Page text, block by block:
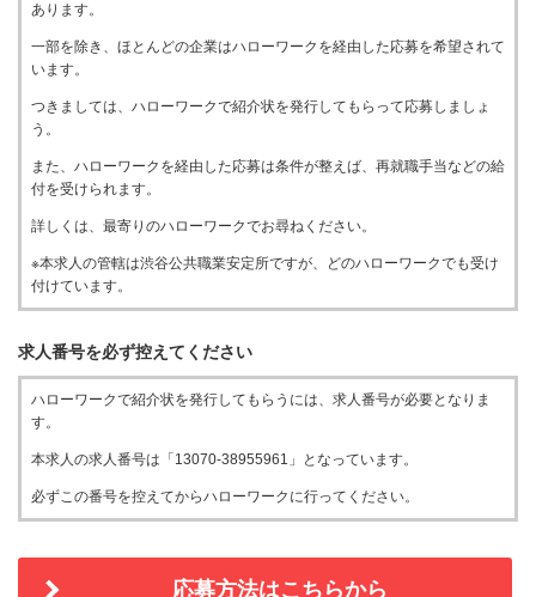
あります。
一部を除き、ほとんどの企業はハローワークを経由した応募を希望されて
います。
つきましては、ハローワークで紹介状を発行してもらって応募しましょ
う。
また、ハローワークを経由した応募は条件が整えば、再就職手当などの給
付を受けられます。
詳しくは、最寄りのハローワークでお尋ねください。
※本求人の管轄は渋谷公共職業安定所ですが、どのハローワークでも受け
付けています。
求人番号を必ず控えてください
ハローワークで紹介状を発行してもらうには、求人番号が必要となりま
す。
本求人の求人番号は「13070-38955961」となっています。
必ずこの番号を控えてからハローワークに行ってください。
応募方法はこちらから